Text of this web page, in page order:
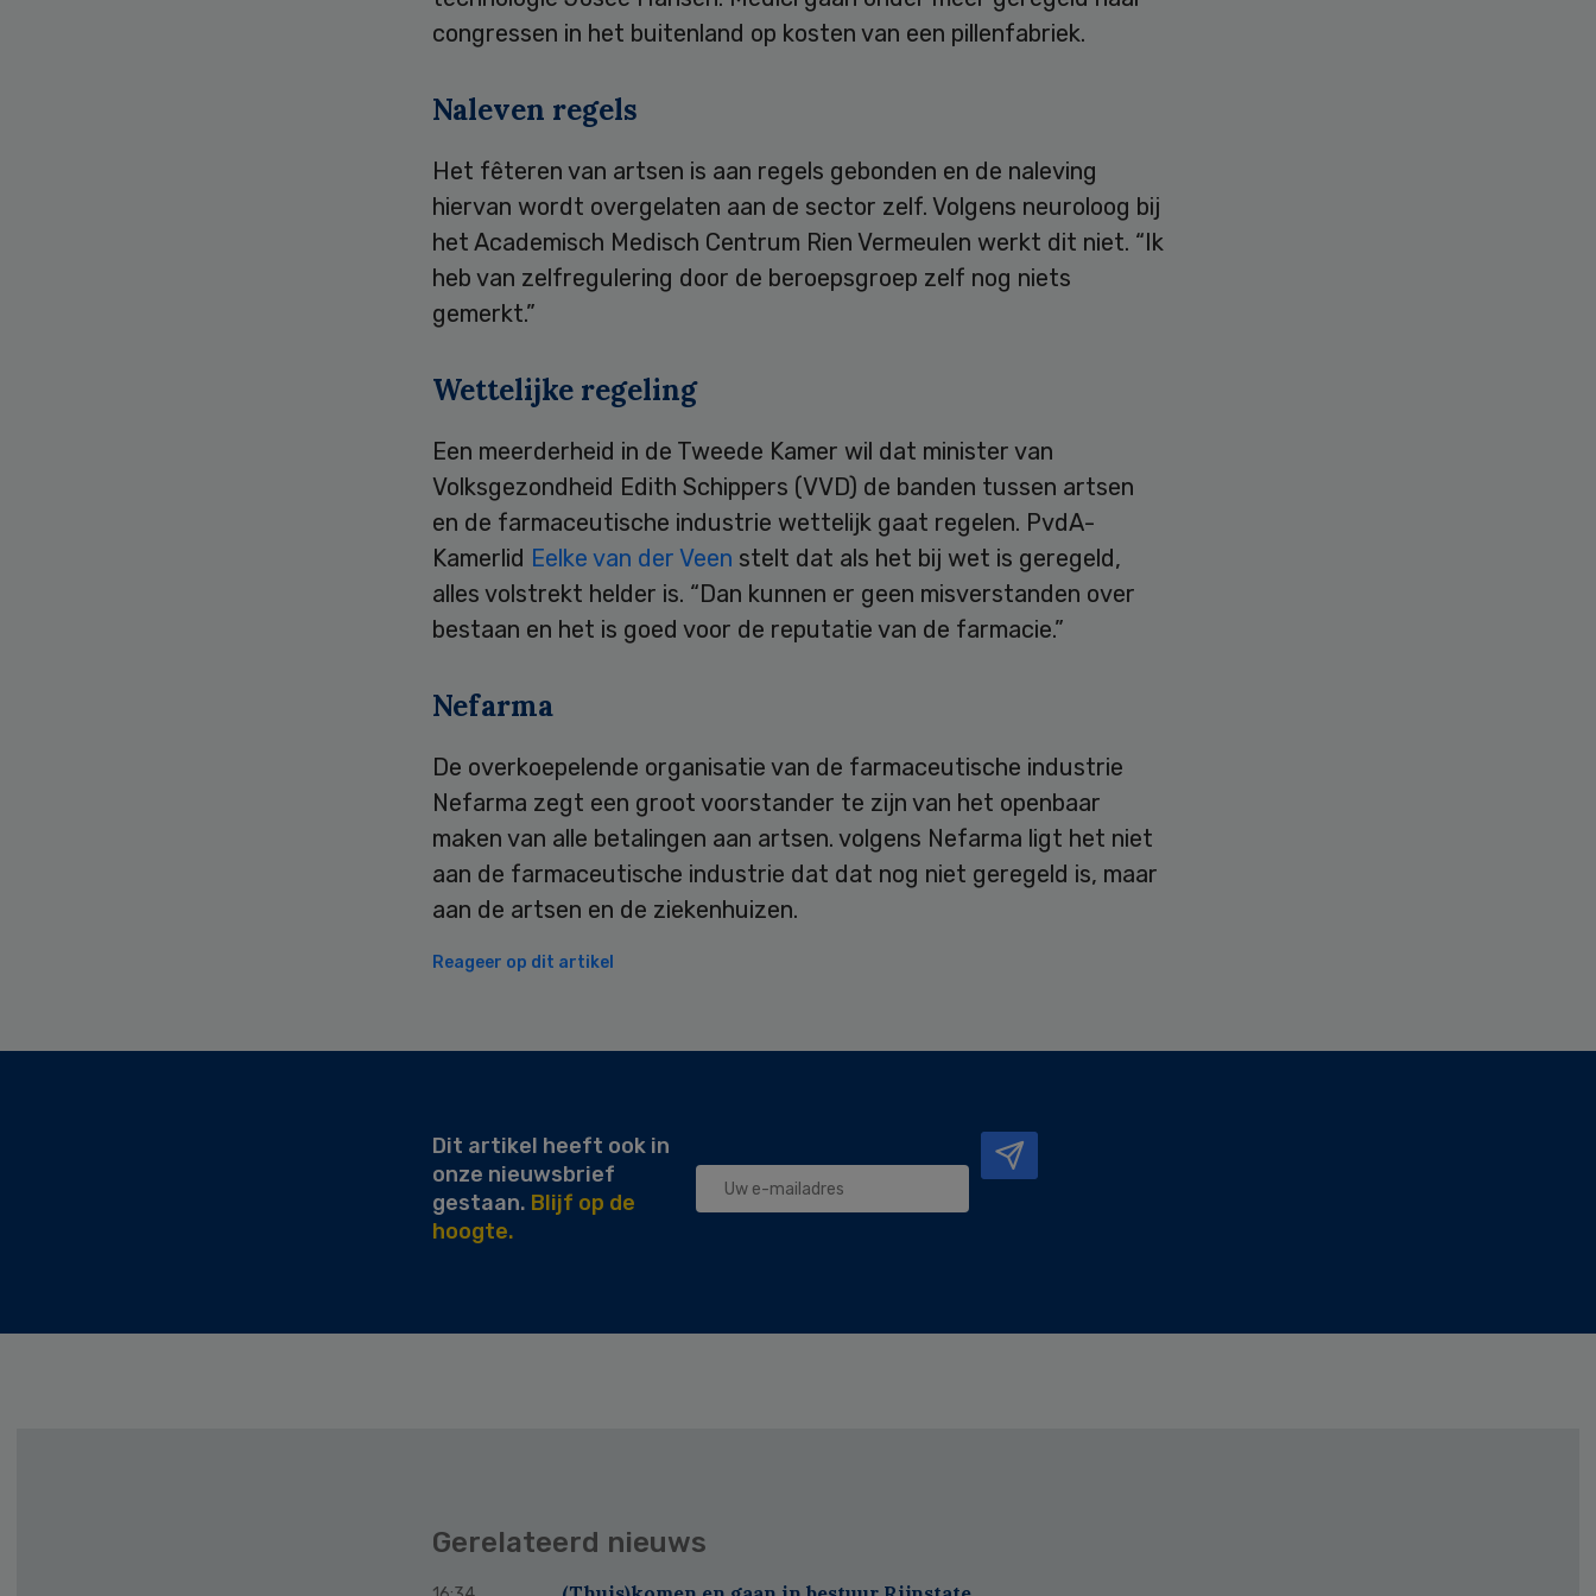
congressen in het buitenland op kosten van een pillenfabriek.
Naleven regels
Het fêteren van artsen is aan regels gebonden en de naleving
hiervan wordt overgelaten aan de sector zelf. Volgens neuroloog bij
het Academisch Medisch Centrum Rien Vermeulen werkt dit niet. “Ik
heb van zelfregulering door de beroepsgroep zelf nog niets
gemerkt.”
Wettelijke regeling
Een meerderheid in de Tweede Kamer wil dat minister van
Volksgezondheid Edith Schippers (VVD) de banden tussen artsen
en de farmaceutische industrie wettelijk gaat regelen. PvdA-
Kamerlid Eelke van der Veen stelt dat als het bij wet is geregeld,
alles volstrekt helder is. “Dan kunnen er geen misverstanden over
bestaan en het is goed voor de reputatie van de farmacie.”
Nefarma
De overkoepelende organisatie van de farmaceutische industrie
Nefarma zegt een groot voorstander te zijn van het openbaar
maken van alle betalingen aan artsen. volgens Nefarma ligt het niet
aan de farmaceutische industrie dat dat nog niet geregeld is, maar
aan de artsen en de ziekenhuizen.
Reageer op dit artikel
Secondary
Dit artikel heeft ook in
onze nieuwsbrief
gestaan. Blijf op de
hoogte.
Gerelateerd nieuws